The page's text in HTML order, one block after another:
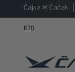
Čajka M Čačak
B2B